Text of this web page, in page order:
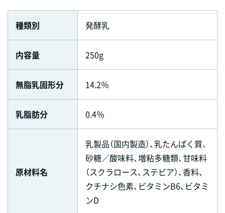
種類別 発酵乳
内容量 250g
無脂乳固形分 14.2％
乳脂肪分 0.4％
原材料名
乳製品（国内製造）、乳たんぱく質、
砂糖／酸味料、増粘多糖類、甘味料
（スクラロース、ステビア）、香料、
クチナシ色素、ビタミンB6、ビタミ
ンD